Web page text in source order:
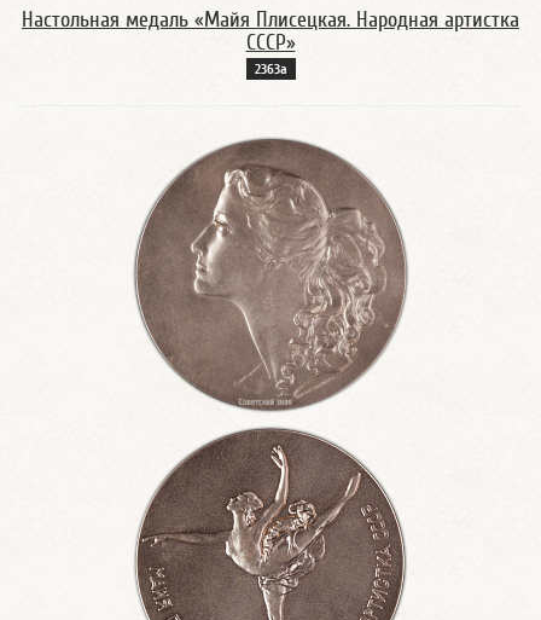
Настольная медаль «Майя Плисецкая. Народная артистка
СССР»
2363а